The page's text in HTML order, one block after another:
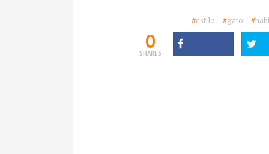
#estilo #gato #
0
SHARES